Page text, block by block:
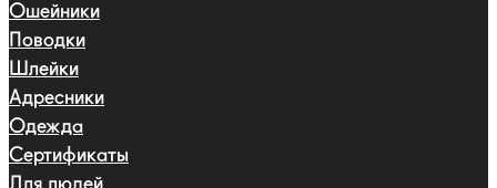
Ошейники
Поводки
Шлейки
Адресники
Одежда
Сертификаты